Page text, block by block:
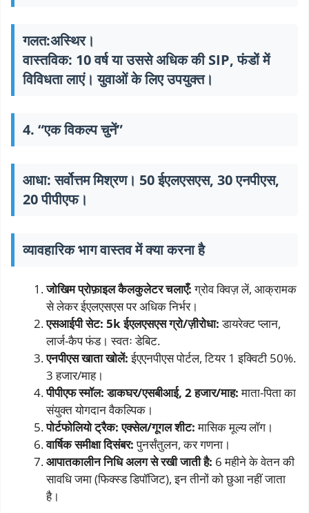
गलत:अस्थिर।
वास्तविक: 10 वर्ष या उससे अधिक की SIP, फंडों में
विविधता लाएं। युवाओं के लिए उपयुक्त।
4. “एक विकल्प चुनें”
आधा:सर्वोत्तम मिश्रण। 50 ईएलएसएस, 30 एनपीएस,
20 पीपीएफ।
व्यावहारिक भाग वास्तव में क्या करना है
जोखिम प्रोफ़ाइल कैलकुलेटर चलाएँ:ग्रोव क्विज़ लें, आक्रामक
से लेकर ईएलएसएस पर अधिक निर्भर।
एसआईपी सेट: 5k ईएलएसएस ग्रो/ज़ीरोधा:डायरेक्ट प्लान,
लार्ज-कैप फंड। स्वतः डेबिट.
एनपीएस खाता खोलें:ईएएनपीएस पोर्टल, टियर 1 इक्विटी 50%.
3 हजार/माह।
पीपीएफ स्मॉल: डाकघर/एसबीआई, 2 हजार/माह:माता-पिता का
संयुक्त योगदान वैकल्पिक।
पोर्टफोलियो ट्रैक: एक्सेल/गूगल शीट:मासिक मूल्य लॉग।
वार्षिक समीक्षा दिसंबर:पुनर्संतुलन, कर गणना।
आपातकालीन निधि अलग से रखी जाती है: 6 महीने के वेतन की
सावधि जमा (फिक्स्ड डिपॉजिट), इन तीनों को छुआ नहीं जाता
है।